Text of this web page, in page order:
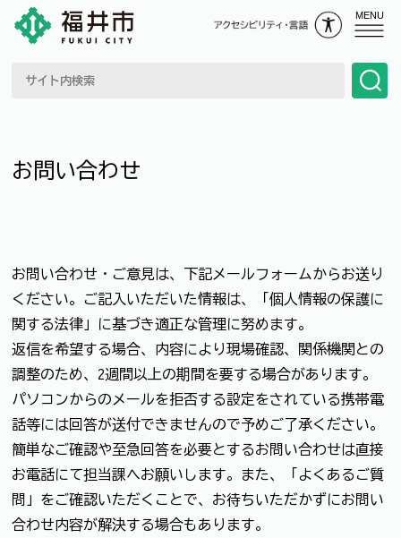
MENU
お問い合わせ
お問い合わせ・ご意見は、下記メールフォームからお送り
ください。ご記入いただいた情報は、「個人情報の保護に
関する法律」に基づき適正な管理に努めます。
返信を希望する場合、内容により現場確認、関係機関との
調整のため、2週間以上の期間を要する場合があります。
パソコンからのメールを拒否する設定をされている携帯電
話等には回答が送付できませんので予めご了承ください。
簡単なご確認や至急回答を必要とするお問い合わせは直接
お電話にて担当課へお願いします。また、「よくあるご質
問」をご確認いただくことで、お待ちいただかずにお問い
合わせ内容が解決する場合もあります。